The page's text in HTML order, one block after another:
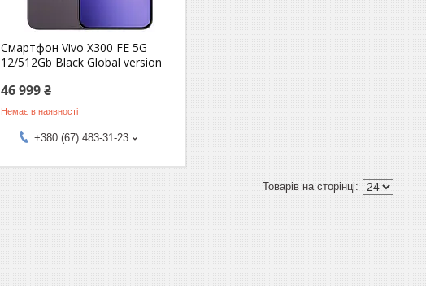
Смартфон Vivo X300 FE 5G
12/512Gb Black Global version
46 999 ₴
Немає в наявності
+380 (67) 483-31-23